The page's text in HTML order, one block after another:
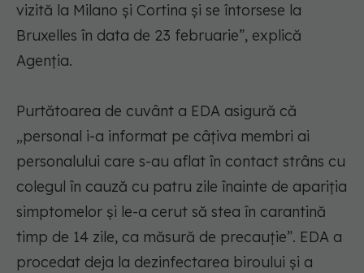
vizită la Milano şi Cortina şi se întorsese la
Bruxelles în data de 23 februarie”, explică
Agenţia.
Purtătoarea de cuvânt a EDA asigură că
„personal i-a informat pe câţiva membri ai
personalului care s-au aflat în contact strâns cu
colegul în cauză cu patru zile înainte de apariţia
simptomelor şi le-a cerut să stea în carantină
timp de 14 zile, ca măsură de precauţie”. EDA a
procedat deja la dezinfectarea biroului şi a